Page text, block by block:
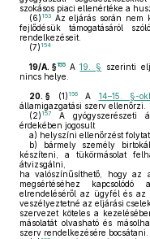
szokásos piaci ellenértéke a
(6) 153 Az eljárás során nem
fejlődésük támogatásáról
rendelkezéseit.
(7) 154
19/A. §155 A19. § szerinti
nincs helye.
20. § (1) 156A 14–15. §-
államigazgatási szerv ellenőrzi.
(2) 157
A gyógyszerészeti
érdekében jogosult
a) helyszíni ellenőrzést
b) bármely személy
készíteni, a tükörmásolat
átvizsgálni,
ha valószínűsíthető, hogy
megsértéséhez
elrendeléséről az ügyfél és az
veszélyeztetné az eljárási
szervezet köteles a
másolatát olvasható és
szerv rendelkezésére bocsátani.